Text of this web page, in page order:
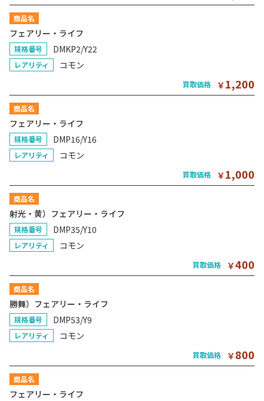
商品名
フェアリー・ライフ
規格番号 DMKP2/Y22
レアリティ コモン
買取価格 ￥1,200
商品名
フェアリー・ライフ
規格番号 DMP16/Y16
レアリティ コモン
買取価格 ￥1,000
商品名
射光・黄）フェアリー・ライフ
規格番号 DMP35/Y10
レアリティ コモン
買取価格 ￥400
商品名
勝舞）フェアリー・ライフ
規格番号 DMP53/Y9
レアリティ コモン
買取価格 ￥800
商品名
フェアリー・ライフ